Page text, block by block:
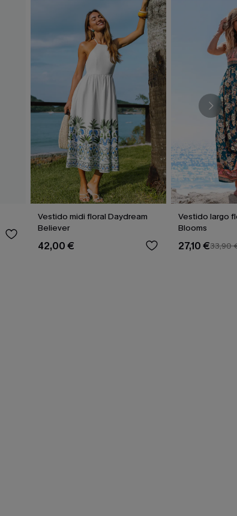
Vestido midi floral Daydream
Believer
42,00 €
Vestido largo
Blooms
27,10 €33,90